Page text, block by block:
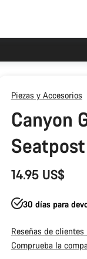
Piezas y Accesorios
Canyon
14.95 US$
30 días para
Reseñas de clientes
Comprueba la